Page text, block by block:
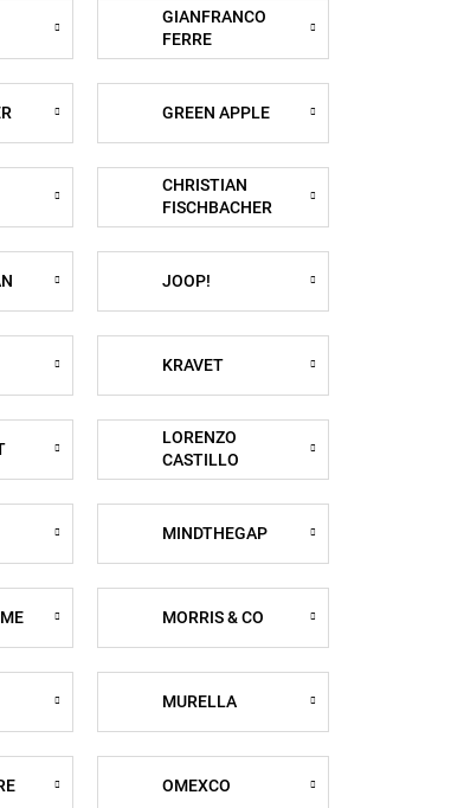
GIANFRANCO
FERRE
GREEN APPLE
CHRISTIAN
FISCHBACHER
JOOP!
KRAVET
LORENZO
CASTILLO
MINDTHEGAP
MORRIS & CO
MURELLA
OMEXCO